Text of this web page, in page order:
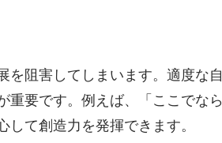
を阻害してしまいます。適度な自
重要です。例えば、「ここでなら
て創造力を発揮できます。